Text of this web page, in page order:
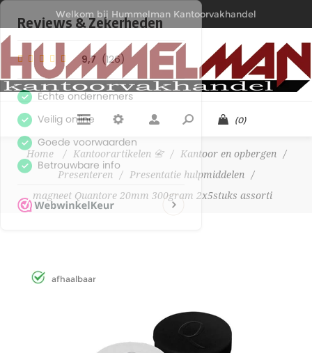
Welkom bij Hummelman Kantoorvakhandel
(0)
Home / Kantoorartikelen 📇 / Kantoor en opbergen
/
Presenteren
/ Presentatie hulpmiddelen
/
magneet Quantore 20mm 300gram 2x5stuks assorti
afhaalbaar